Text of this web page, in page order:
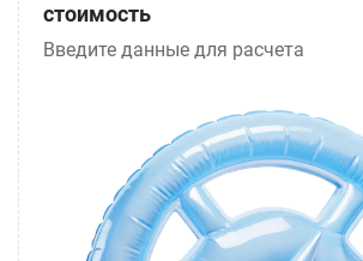
стоимость
Введите данные для расчета